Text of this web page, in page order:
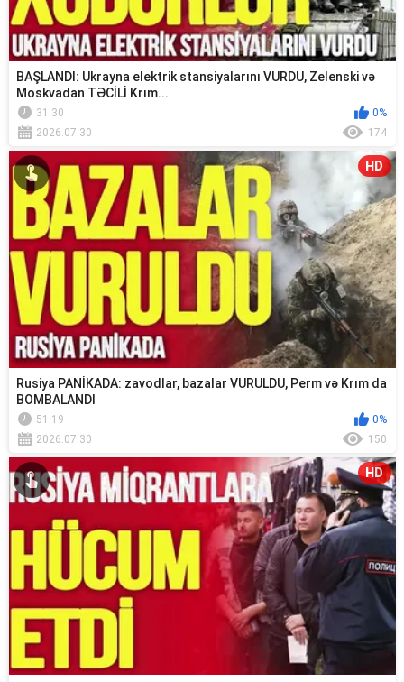
BAŞLANDI: Ukrayna elektrik stansiyalarını VURDU, Zelenski və
Moskvadan TƏCİLİ Krım...
31:30
0%
2026.07.30
174
HD
Rusiya PANİKADA: zavodlar, bazalar VURULDU, Perm və Krım da
BOMBALANDI
51:19
0%
2026.07.30
150
HD